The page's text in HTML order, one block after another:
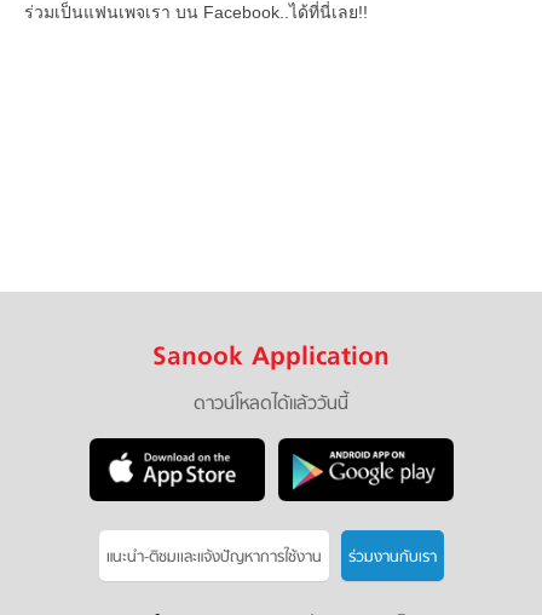
ร่วมเป็นแฟนเพจเรา บน Facebook..ได้ที่นี่เลย!!
Sanook Application
ดาวน์โหลดได้แล้ววันนี้
แนะนำ-ติชมเเละแจ้งปัญหาการใช้งาน ร่วมงานกับเรา